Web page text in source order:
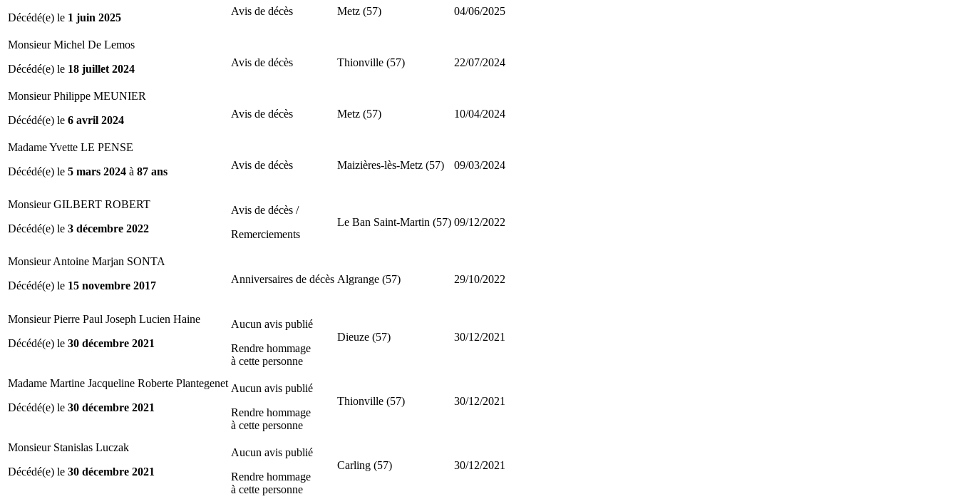
Décédé(e) le 1 juin 2025
Avis de décès Metz (57) 04/06/2025
Monsieur Michel De Lemos
Décédé(e) le 18 juillet 2024
Avis de décès Thionville (57) 22/07/2024
Monsieur Philippe MEUNIER
Décédé(e) le 6 avril 2024
Avis de décès Metz (57) 10/04/2024
Madame Yvette LE PENSE
Décédé(e) le 5 mars 2024 à 87 ans
Avis de décès Maizières-lès-Metz (57) 09/03/2024
Monsieur GILBERT ROBERT
Décédé(e) le 3 décembre 2022
Avis de décès /
Remerciements
Le Ban Saint-Martin (57) 09/12/2022
Monsieur Antoine Marjan SONTA
Décédé(e) le 15 novembre 2017
Anniversaires de décès Algrange (57) 29/10/2022
Monsieur Pierre Paul Joseph Lucien Haine
Décédé(e) le 30 décembre 2021
Aucun avis publié
Rendre hommage
à cette personne
Dieuze (57) 30/12/2021
Madame Martine Jacqueline Roberte Plantegenet
Décédé(e) le 30 décembre 2021
Aucun avis publié
Rendre hommage
à cette personne
Thionville (57) 30/12/2021
Monsieur Stanislas Luczak
Décédé(e) le 30 décembre 2021
Aucun avis publié
Rendre hommage
à cette personne
Carling (57) 30/12/2021